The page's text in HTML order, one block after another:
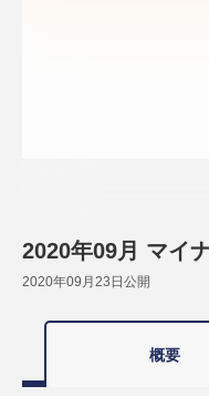
2020年09月 マイ
2020年09月23日 公開
概要